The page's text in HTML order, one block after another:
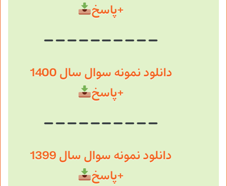
+پاسخ
دانلود نمونه سوال سال 1400
+پاسخ
دانلود نمونه سوال سال 1399
+پاسخ